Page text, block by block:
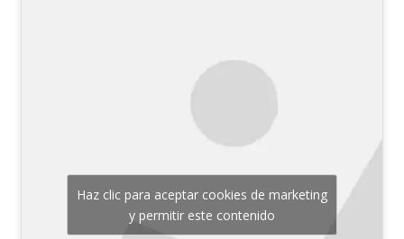
Haz clic para aceptar cookies de marketing
y permitir este contenido